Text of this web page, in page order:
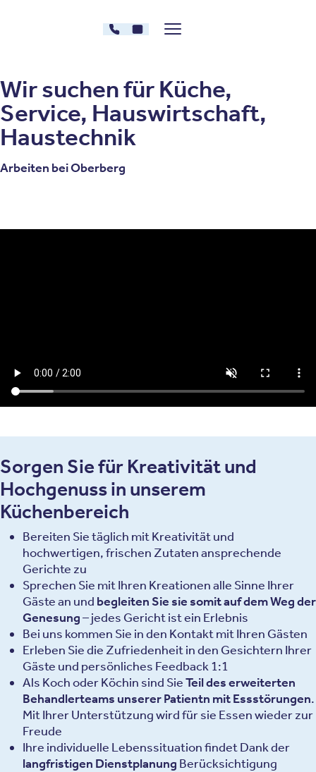
030 - 26478607
Kontakt
Menü zeigen/verstecken
Wir suchen für Küche,
Service, Hauswirtschaft,
Haustechnik
Arbeiten bei Oberberg
Sorgen Sie für Kreativität und
Hochgenuss in unserem
Küchenbereich
Bereiten Sie täglich mit Kreativität und
hochwertigen, frischen Zutaten ansprechende
Gerichte zu
Sprechen Sie mit Ihren Kreationen alle Sinne Ihrer
Gäste an und begleiten Sie sie somit auf dem Weg der
Genesung– jedes Gericht ist ein Erlebnis
Bei uns kommen Sie in den Kontakt mit Ihren Gästen
Erleben Sie die Zufriedenheit in den Gesichtern Ihrer
Gäste und persönliches Feedback 1:1
Als Koch oder Köchin sind SieTeil des erweiterten
Behandlerteams unserer Patientn mit Essstörungen.
Mit Ihrer Unterstützung wird für sie Essen wieder zur
Freude
Ihre individuelle Lebenssituation findet Dank der
langfristigen Dienstplanung Berücksichtigung